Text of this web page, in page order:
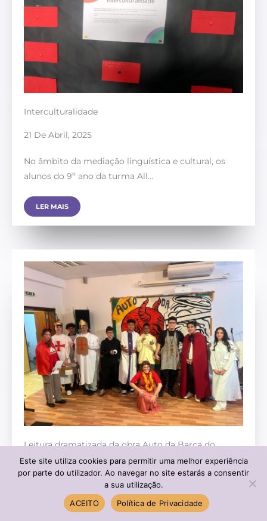
Interculturalidade
21 De Abril, 2025
No âmbito da mediação linguística e cultural, os
alunos do 9º ano da turma All…
LER MAIS
Leitura dramatizada da obra Auto da Barca do
Inferno
25 De Fevereiro, 2025
No passado dia 20 de fevereiro, no auditório da
Este site utiliza cookies para permitir uma melhor experiência
por parte do utilizador. Ao navegar no site estarás a consentir
a sua utilização.
ACEITO
Política de Privacidade